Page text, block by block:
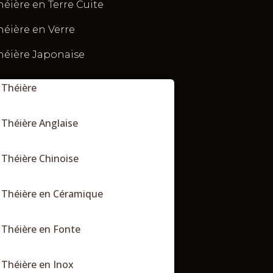
en Terre Cuite
en Verre
Japonaise
Théière
Théière Anglaise
Théière Chinoise
Théière en Céramique
Théière en Fonte
Théière en Inox